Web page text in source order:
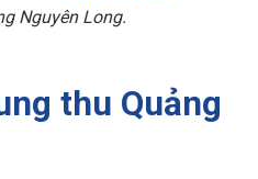
Nguyên Long.
thu Quảng